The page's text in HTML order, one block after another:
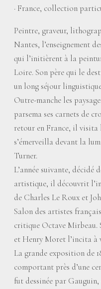
· France, collection
Peintre, graveur,
Nantes, l’enseignement
qui l’initièrent à la
Loire. Son père qui le
un long séjour
Outre-manche les
parsema ses carnets de
retour en France, il
s’émerveilla devant la
Turner.
L’année suivante, décidé
artistique, il découvrit
de Charles Le Roux et
Salon des artistes
critique Octave Mirbeau.
et Henry Moret l’incita à
La grande exposition de
comportant près d’une
fut dessinée par